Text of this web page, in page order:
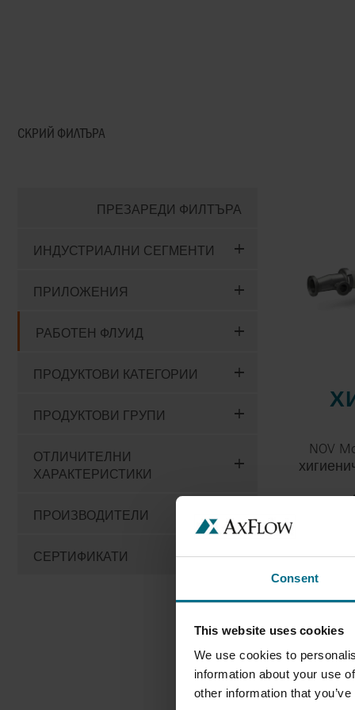
Consent
This website uses cookies
We use cookies to
information about your use
other information that
СКРИЙ ФИЛТЪРА
ПРЕЗАРЕДИ ФИЛТЪРА
ИНДУСТРИАЛНИ СЕГМЕНТИ
ПРИЛОЖЕНИЯ
РАБОТЕН ФЛУИД
ПРОДУКТОВИ КАТЕГОРИИ
ПРОДУКТОВИ ГРУПИ
ОТЛИЧИТЕЛНИ
ХАРАКТЕРИСТИКИ
ПРОИЗВОДИТЕЛИ
СЕРТИФИКАТИ
NOV